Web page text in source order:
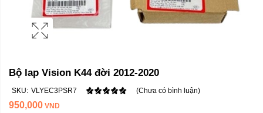
Bộ lap Vision K44 đời 2012-2020
SKU: VLYEC3PSR7 (Chưa có bình luận)
950,000 VND